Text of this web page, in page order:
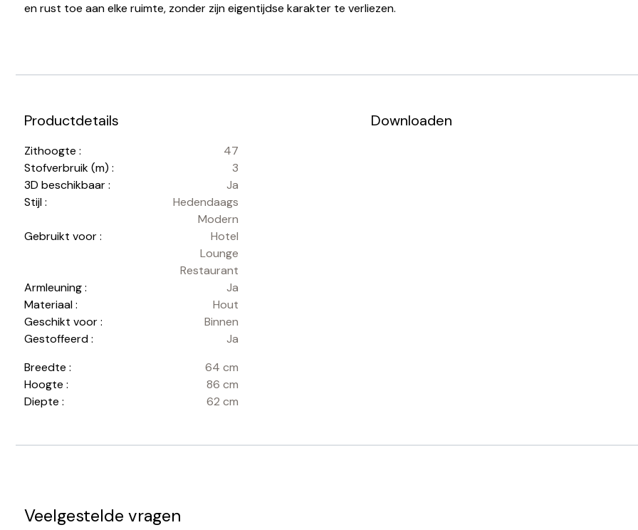
en rust toe aan elke ruimte, zonder zijn eigentijdse karakter te verliezen.
Productdetails
Zithoogte :
47
Stofverbruik (m) :
3
3D beschikbaar :
Ja
Stijl :
Hedendaags
Modern
Gebruikt voor :
Hotel
Lounge
Restaurant
Armleuning :
Ja
Materiaal :
Hout
Geschikt voor :
Binnen
Gestoffeerd :
Ja
Breedte :
64 cm
Hoogte :
86 cm
Diepte :
62 cm
Downloaden
Veelgestelde vragen